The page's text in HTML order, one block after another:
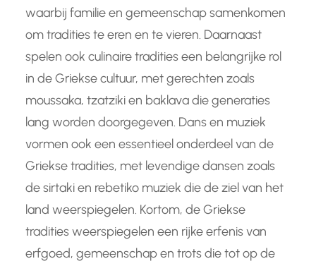
waarbij familie en gemeenschap samenkomen
om tradities te eren en te vieren. Daarnaast
spelen ook culinaire tradities een belangrijke rol
in de Griekse cultuur, met gerechten zoals
moussaka, tzatziki en baklava die generaties
lang worden doorgegeven. Dans en muziek
vormen ook een essentieel onderdeel van de
Griekse tradities, met levendige dansen zoals
de sirtaki en rebetiko muziek die de ziel van het
land weerspiegelen. Kortom, de Griekse
tradities weerspiegelen een rijke erfenis van
erfgoed, gemeenschap en trots die tot op de